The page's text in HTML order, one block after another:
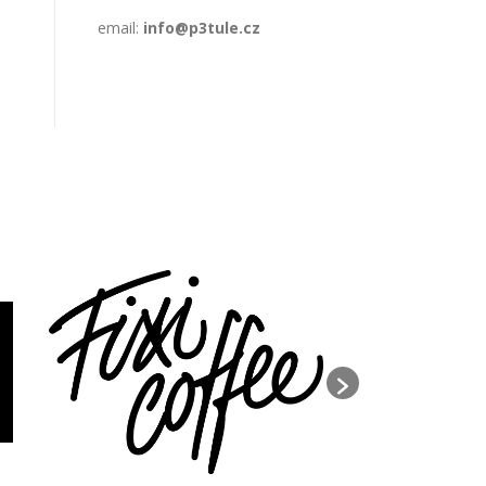
email: info@p3tule.cz